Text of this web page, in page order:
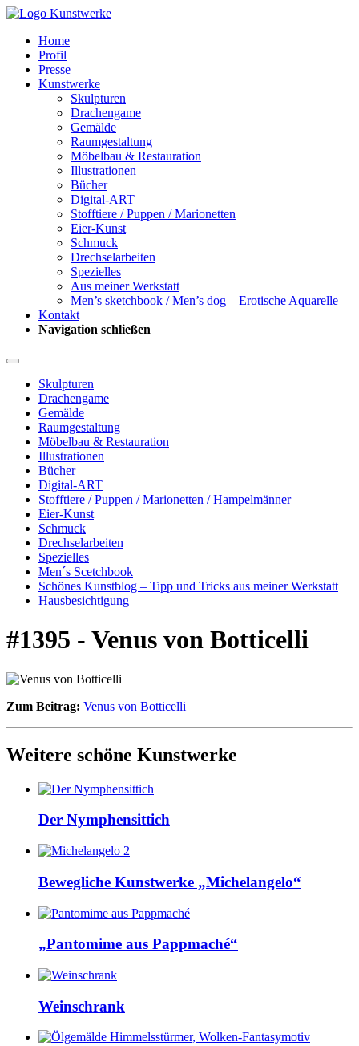
Home
Profil
Presse
Kunstwerke
Skulpturen
Drachengame
Gemälde
Raumgestaltung
Möbelbau & Restauration
Illustrationen
Bücher
Digital-ART
Stofftiere / Puppen / Marionetten
Eier-Kunst
Schmuck
Drechselarbeiten
Spezielles
Aus meiner Werkstatt
Men’s sketchbook / Men’s dog – Erotische Aquarelle
Kontakt
Navigation schließen
Skulpturen
Drachengame
Gemälde
Raumgestaltung
Möbelbau & Restauration
Illustrationen
Bücher
Digital-ART
Stofftiere / Puppen / Marionetten / Hampelmänner
Eier-Kunst
Schmuck
Drechselarbeiten
Spezielles
Men´s Scetchbook
Schönes Kunstblog – Tipp und Tricks aus meiner Werkstatt
Hausbesichtigung
#1395 - Venus von Botticelli
Zum Beitrag: Venus von Botticelli
Weitere schöne Kunstwerke
Der Nymphensittich
Bewegliche Kunstwerke „Michelangelo“
„Pantomime aus Pappmaché“
Weinschrank